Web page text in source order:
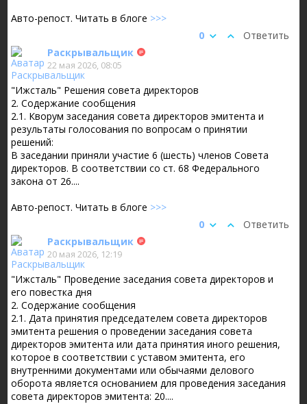
Авто-репост. Читать в блоге >>>
Ответить
0
Раскрывальщик
22 мая 2026, 08:05
"Ижсталь" Решения совета директоров
2. Содержание сообщения
2.1. Кворум заседания совета директоров эмитента и
результаты голосования по вопросам о принятии
решений:
В заседании приняли участие 6 (шесть) членов Совета
директоров. В соответствии со ст. 68 Федерального
закона от 26....
Авто-репост. Читать в блоге >>>
Ответить
0
Раскрывальщик
20 мая 2026, 12:19
"Ижсталь" Проведение заседания совета директоров и
его повестка дня
2. Содержание сообщения
2.1. Дата принятия председателем совета директоров
эмитента решения о проведении заседания совета
директоров эмитента или дата принятия иного решения,
которое в соответствии с уставом эмитента, его
внутренними документами или обычаями делового
оборота является основанием для проведения заседания
совета директоров эмитента: 20....